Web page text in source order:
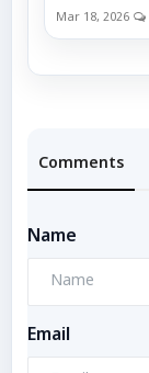
Mar 18, 2026
Comments
Name
Email